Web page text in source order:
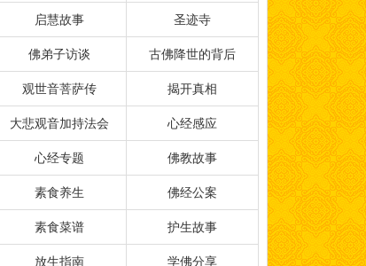
启慧故事 圣迹寺
佛弟子访谈 古佛降世的背后
观世音菩萨传 揭开真相
大悲观音加持法会 心经感应
心经专题 佛教故事
素食养生 佛经公案
素食菜谱 护生故事
放生指南 学佛分享